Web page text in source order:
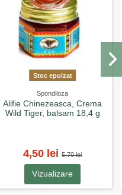
Stoc epuizat
Spondiloza
Alifie Chinezeasca, Crema
Wild Tiger, balsam 18,4 g
4,50 lei5,70 lei
Vizualizare